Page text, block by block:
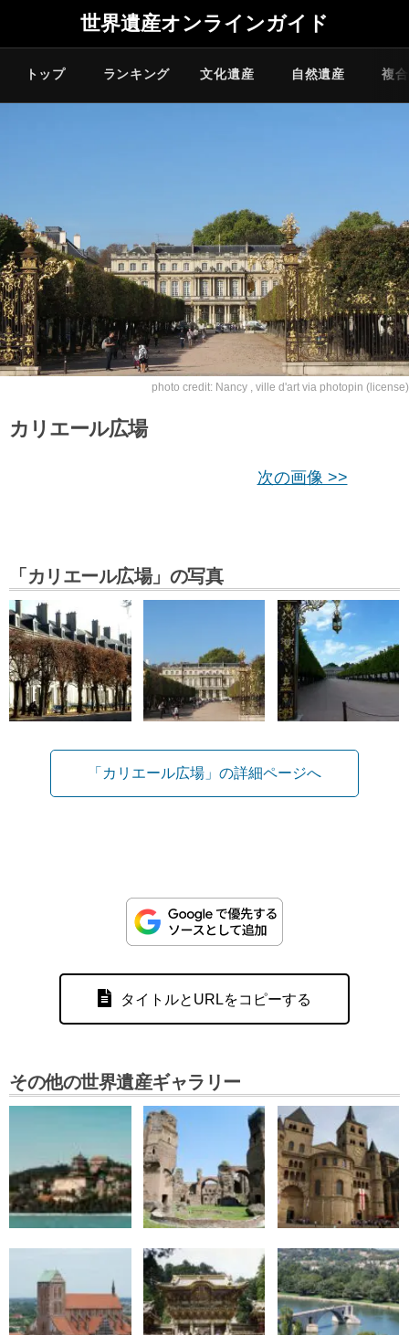
世界遺産オンラインガイド
トップ ランキング 文化遺産 自然遺産 複
photo credit: Nancy , ville d'art via photopin (license)
カリエール広場
次の画像 >>
「カリエール広場」の写真
「カリエール広場」の詳細ページへ
タイトルとURLをコピーする
その他の世界遺産ギャラリー